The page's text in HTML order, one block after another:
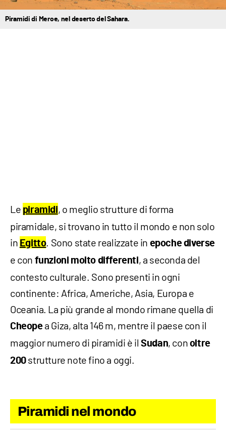
Piramidi di Meroe, nel deserto del Sahara.
Le piramidi, o meglio strutture di forma
piramidale, si trovano in tutto il mondo e non solo
in Egitto. Sono state realizzate in epoche diverse
e con funzioni molto differenti, a seconda del
contesto culturale. Sono presenti in ogni
continente: Africa, Americhe, Asia, Europa e
Oceania. La più grande al mondo rimane quella di
Cheopea Giza, alta 146 m, mentre il paese con il
maggior numero di piramidi è ilSudan, con oltre
200 strutture note fino a oggi.
Piramidi nel mondo